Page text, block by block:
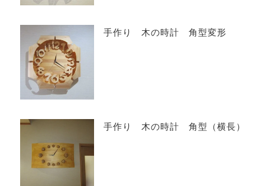
手作り 木の時計 角型変形
手作り 木の時計 角型（横長）